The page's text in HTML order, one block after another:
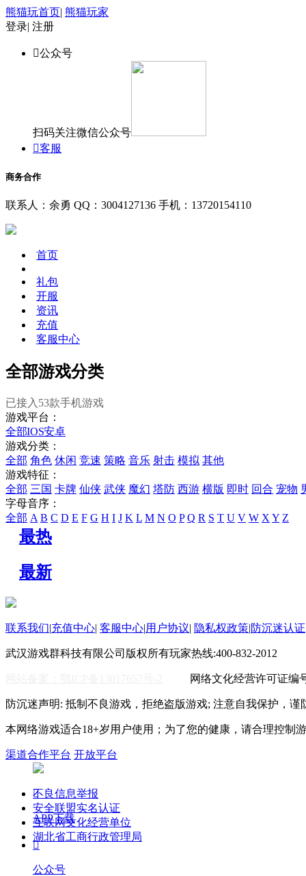
熊猫玩首页| 熊猫玩家
登录| 注册
公众号
扫码关注微信公众号
客服
商务合作
联系人：余勇 QQ：3004127136 手机：13720154110
首页
礼包
开服
资讯
充值
客服中心
全部游戏分类
已接入 53款手机游戏
游戏平台：
全部IOS安卓
游戏分类：
全部 角色 休闲 竞速 策略 音乐 射击 模拟 其他
游戏特征：
全部 三国 卡牌 仙侠 武侠 魔幻 塔防 西游 横版 即时 回合 宠物
字母音序：
全部 A B C D E F G H I J K L M N O P Q R S T U V W X Y Z
最热
最新
联系我们|充值中心| 客服中心|用户协议| 隐私权政策|防沉迷认证
武汉游戏群科技有限公司版权所有玩家热线:400-832-2012
网络文化经营许可证编
防沉迷声明: 抵制不良游戏，拒绝盗版游戏; 注意自我保护，
本网络游戏适合18+岁用户使用；为了您的健康，请合理控制
渠道合作平台 开放平台
不良信息举报
安全联盟实名认证
互联网文化经营单位
湖北省工商行政管理局

APP下载

公众号